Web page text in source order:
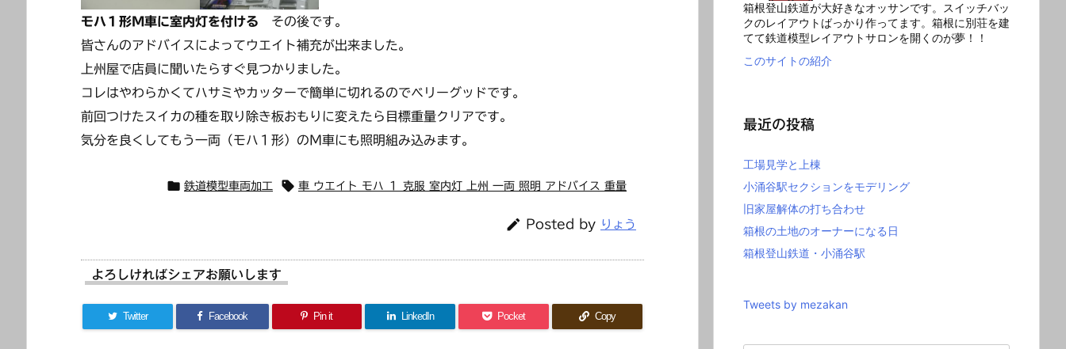
モハ１形M車に室内灯を付ける その後です。
皆さんのアドバイスによってウエイト補充が出来ました。
上州屋で店員に聞いたらすぐ見つかりました。
コレはやわらかくてハサミやカッターで簡単に切れるのでベリーグッドです。
前回つけたスイカの種を取り除き板おもりに変えたら目標重量クリアです。
気分を良くしてもう一両（モハ１形）のＭ車にも照明組み込みます。
 鉄道模型車両加工  車 ウエイト モハ １ 克服 室内灯 上州 一両 照明 アドバイス 重量
 Posted by りょう
よろしければシェアお願いします
Twitter Facebook Pin it LinkedIn Pocket Copy
箱根登山鉄道が大好きなオッサンです。スイッチバッ
クのレイアウトばっかり作ってます。箱根に別荘を建
てて鉄道模型レイアウトサロンを開くのが夢！！
このサイトの紹介
最近の投稿
工場見学と上棟
小涌谷駅セクションをモデリング
旧家屋解体の打ち合わせ
箱根の土地のオーナーになる日
箱根登山鉄道・小涌谷駅
Tweets by mezakan